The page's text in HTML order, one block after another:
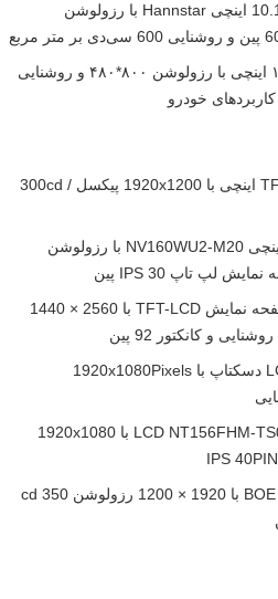
پنل نمایشگر LCD خودروی 10.1 اینچی Hannstar با رزولوشن
نمایشگر LCD اینولاکس ۱۰.۲ اینچی با رزولوشن ۸۰۰*۴۸۰ و روشنایی
صفحه نمایش TFT-LCD BOE 14 اینچی با 1920x1200 پیکسل 300cd /
پنل نمایشگر LCD BOE 16.0 اینچی NV160WU2-M20 با رزولوشن
پانل LCD 27 اینچی Innolux صفحه نمایش TFT-LCD با 2560 × 1440
AUO 27 اینچ صفحه نمایش LCD دسکتاپ با 1920x1080Pixels
BOE 15.6 اینچ صفحه نمایش LCD NT156FHM-TS0 با 1920x1080
ماژول LCD دسکتاپ 24 اینچی BOE با 1920 × 1200 رزولوشن 350 cd